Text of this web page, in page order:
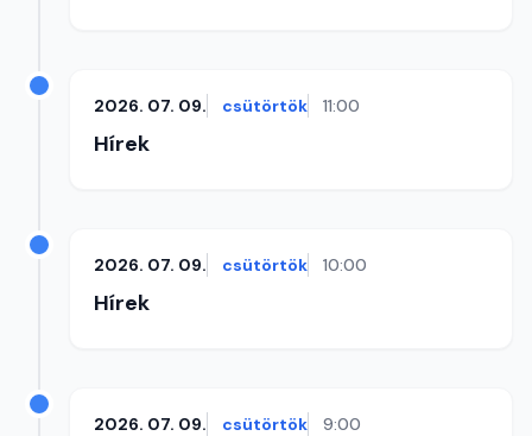
2026. 07. 09. csütörtök 11:00
Hírek
2026. 07. 09. csütörtök 10:00
Hírek
2026. 07. 09. csütörtök 9:00